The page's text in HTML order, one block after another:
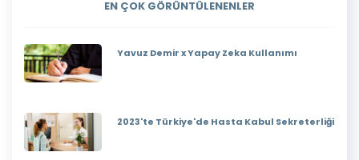
EN ÇOK GÖRÜNTÜLENENLER
Yavuz Demir x Yapay Zeka Kullanımı
2023'te Türkiye'de Hasta Kabul Sekreterliği